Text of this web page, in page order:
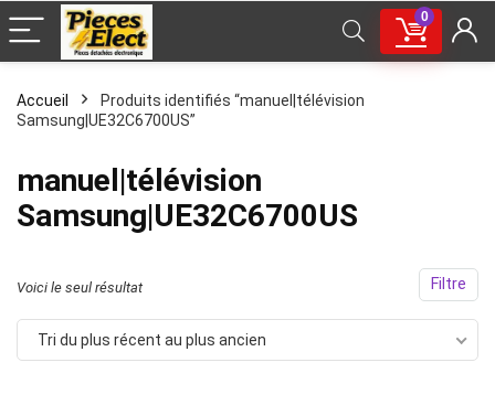
0
Accueil
Produits identifiés “manuel|télévision
Samsung|UE32C6700US”
manuel|télévision
Samsung|UE32C6700US
Filtre
Voici le seul résultat
Tri du plus récent au plus ancien